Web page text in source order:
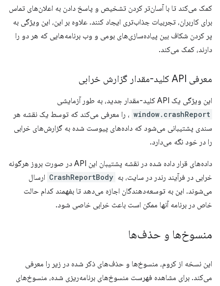
کمک می‌کند تا با آسان‌تر کردن تشخیص و پاسخ دادن به اعلان‌های تماس
برای کاربران، تجربیات جذاب‌تری ایجاد کنند. علاوه بر این، این ویژگی به
پر کردن شکاف بین پیاده‌سازی‌های بومی و وب برنامه‌هایی که هر دو را
دارند، کمک می‌کند.
معرفی API کلید-مقدار گزارش خرابی
این ویژگی یک API کلید-مقدار جدید، به طور آزمایشی
window.crashReport ، را معرفی می‌کند که توسط یک نقشه هر
سندی پشتیبانی می‌شود که داده‌های پیوست شده به گزارش‌های خرابی
را در خود نگه می‌دارد.
داده‌های قرار داده شده در نقشه پشتیبان این API در صورت بروز هرگونه
خرابی در فرآیند رندر در سایت، به CrashReportBody ارسال
می‌شوند. این به توسعه‌دهندگان اجازه می‌دهد تا بفهمند کدام حالت
خاص در برنامه آنها ممکن است باعث خرابی خاصی شود.
منسوخ‌ها و حذف‌ها
این نسخه از کروم، منسوخ‌ها و حذف‌های ذکر شده در زیر را معرفی
می‌کند. برای مشاهده فهرست منسوخ‌های برنامه‌ریزی شده، منسوخ‌های